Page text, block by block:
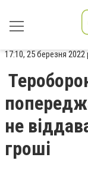
17:10, 25 березня 2022
не
гроші